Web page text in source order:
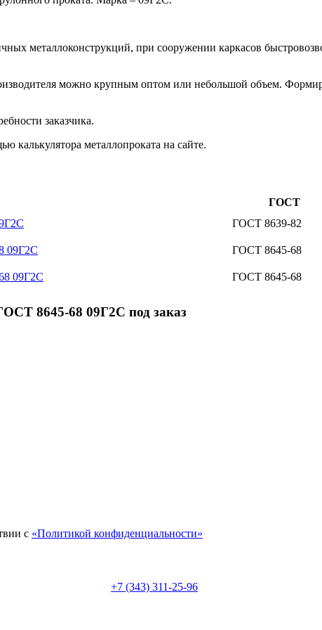
металлоконструкций, при сооружении каркасов
можно крупным оптом или небольшой объем.
заказчика.
калькулятора металлопроката на сайте.
ГОСТ
ГОСТ 8639-82
09Г2С ГОСТ 8645-68
09Г2С ГОСТ 8645-68
8645-68 09Г2С под заказ
с «Политикой конфиденциальности»
+7 (343) 311-25-96